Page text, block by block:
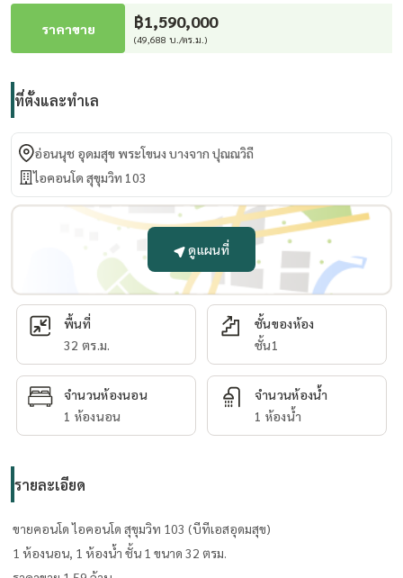
ราคาขาย ฿1,590,000
(49,688 บ./ตร.ม.)
ที่ตั้งและทำเล
อ่อนนุช อุดมสุข พระโขนง บางจาก ปุณณวิถี
ไอคอนโด สุขุมวิท 103
ดูแผนที่
พื้นที่
32 ตร.ม.
ชั้นของห้อง
ชั้น1
จำนวนห้องนอน
1 ห้องนอน
จำนวนห้องน้ำ
1 ห้องน้ำ
รายละเอียด
ขายคอนโด ไอคอนโด สุขุมวิท 103 (บีทีเอสอุดมสุข)
1 ห้องนอน, 1 ห้องน้ำ ชั้น 1 ขนาด 32 ตรม.